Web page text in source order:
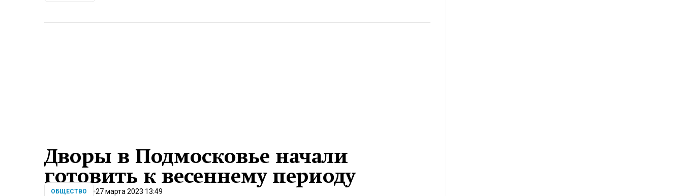
Дворы в Подмосковье начали
готовить к весеннему периоду
ОБЩЕСТВО 27 марта 2023 13:49